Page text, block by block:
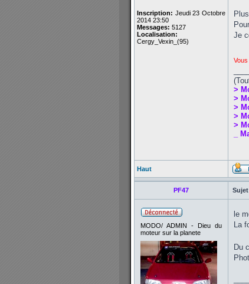
Inscription: Jeudi 23 Octobre
2014 23:50
Messages: 5127
Localisation:
Cergy_Vexin_(95)
Je
>
>
>
>
>
_
Haut
PF47
MODO/ ADMIN - Dieu du
moteur sur la planete
le
La
Du